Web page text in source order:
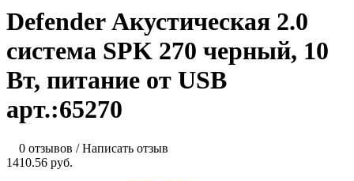
Defender Акустическая 2.0
система SPK 270 черный, 10
Вт, питание от USB
арт.:65270
0 отзывов /Написать отзыв
1410.56 руб.